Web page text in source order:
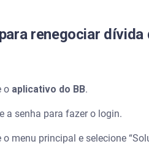
renegociar dívida
o aplicativo do BB.
a senha para fazer o login.
o menu principal e selecione